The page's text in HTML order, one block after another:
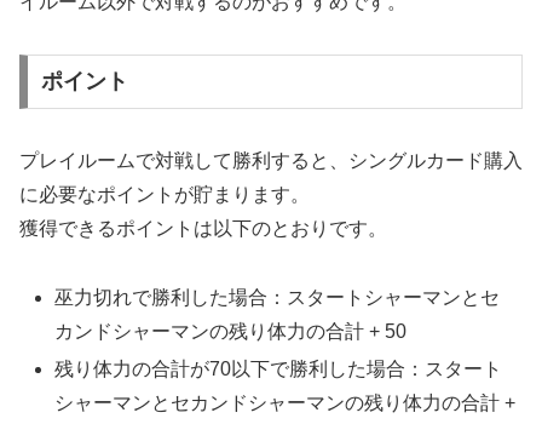
ポイント
プレイルームで対戦して勝利すると、シングルカード購入
に必要なポイントが貯まります。
獲得できるポイントは以下のとおりです。
巫力切れで勝利した場合：スタートシャーマンとセ
カンドシャーマンの残り体力の合計 + 50
残り体力の合計が70以下で勝利した場合：スタート
シャーマンとセカンドシャーマンの残り体力の合計 +